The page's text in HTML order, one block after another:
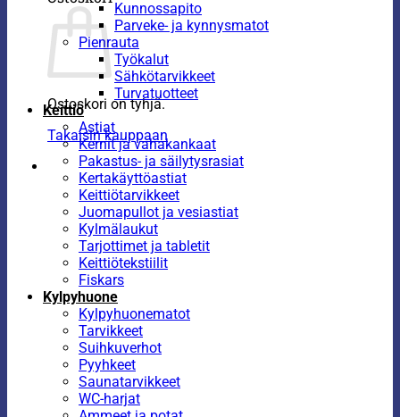
Ostoskori on tyhjä.
Takaisin kauppaan
Kunnossapito
Parveke- ja kynnysmatot
Pienrauta
Työkalut
Sähkötarvikkeet
Turvatuotteet
Keittiö
Astiat
Kernit ja vahakankaat
Pakastus- ja säilytysrasiat
Kertakäyttöastiat
Keittiötarvikkeet
Juomapullot ja vesiastiat
Kylmälaukut
Tarjottimet ja tabletit
Keittiötekstiilit
Fiskars
Kylpyhuone
Kylpyhuonematot
Tarvikkeet
Suihkuverhot
Pyyhkeet
Saunatarvikkeet
WC-harjat